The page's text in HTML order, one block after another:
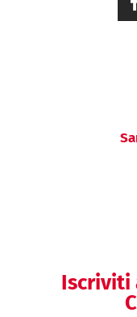
Iscriviti